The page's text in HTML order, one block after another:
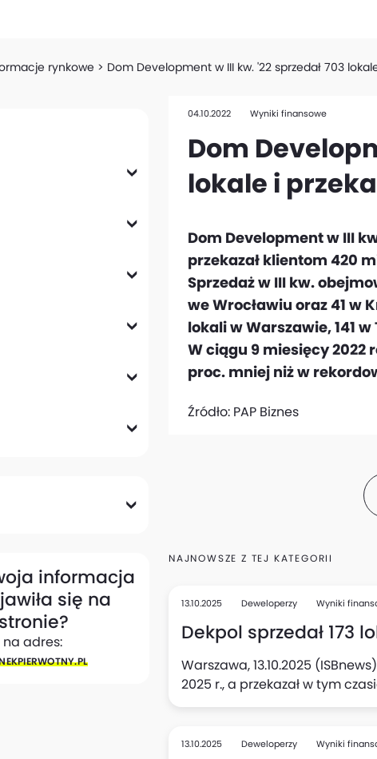
rynkowe Dom Development w III kw. '22 sprzedał 703
informacja
się na
na adres:
04.10.2022 Wyniki finansowe
Dom
lokale i
Dom Development w III
przekazał klientom 420
Sprzedaż w III kw.
we Wrocławiu oraz 41 w
lokali w Warszawie, 141
W ciągu 9 miesięcy 2022
proc. mniej niż w
Źródło: PAP Biznes
NAJNOWSZE Z TEJ KATEGORII
13.10.2025 Deweloperzy Wyniki
Dekpol sprzedał 173
Warszawa, 13.10.2025
2025 r., a przekazał w tym
13.10.2025 Deweloperzy Wyniki